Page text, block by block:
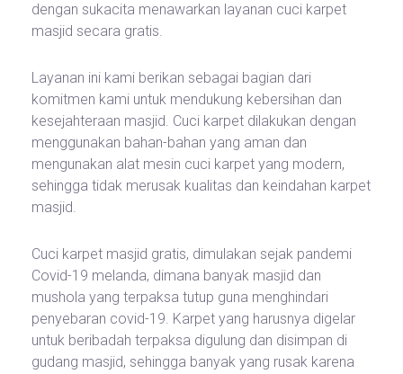
dengan sukacita menawarkan layanan cuci karpet
masjid secara gratis.
Layanan ini kami berikan sebagai bagian dari
komitmen kami untuk mendukung kebersihan dan
kesejahteraan masjid. Cuci karpet dilakukan dengan
menggunakan bahan-bahan yang aman dan
mengunakan alat mesin cuci karpet yang modern,
sehingga tidak merusak kualitas dan keindahan karpet
masjid.
Cuci karpet masjid gratis, dimulakan sejak pandemi
Covid-19 melanda, dimana banyak masjid dan
mushola yang terpaksa tutup guna menghindari
penyebaran covid-19. Karpet yang harusnya digelar
untuk beribadah terpaksa digulung dan disimpan di
gudang masjid, sehingga banyak yang rusak karena